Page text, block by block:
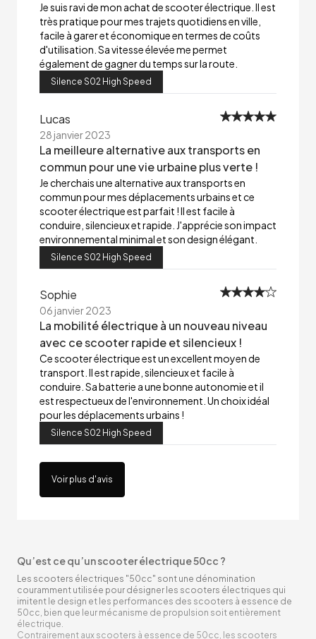
Je suis ravi de mon achat de scooter électrique. Il est
très pratique pour mes trajets quotidiens en ville,
facile à garer et économique en termes de coûts
d'utilisation. Sa vitesse élevée me permet
également de gagner du temps sur la route.
Silence S02 High Speed
Lucas
28 janvier 2023
La meilleure alternative aux transports en
commun pour une vie urbaine plus verte !
Je cherchais une alternative aux transports en
commun pour mes déplacements urbains et ce
scooter électrique est parfait ! Il est facile à
conduire, silencieux et rapide. J'apprécie son impact
environnemental minimal et son design élégant.
Silence S02 High Speed
Sophie
06 janvier 2023
La mobilité électrique à un nouveau niveau
avec ce scooter rapide et silencieux !
Ce scooter électrique est un excellent moyen de
transport. Il est rapide, silencieux et facile à
conduire. Sa batterie a une bonne autonomie et il
est respectueux de l'environnement. Un choix idéal
pour les déplacements urbains !
Silence S02 High Speed
Voir plus d'avis
Qu’est ce qu’un scooter électrique 50cc ?
Les scooters électriques "50cc" sont une dénomination
couramment utilisée pour désigner les scooters électriques qui
imitent le design et les performances des scooters à essence de
50cc, bien que leur mécanisme de propulsion soit entièrement
électrique.
Contrairement aux scooters à essence de 50cc, les scooters